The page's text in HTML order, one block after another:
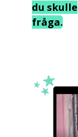
du skulle
fråga.